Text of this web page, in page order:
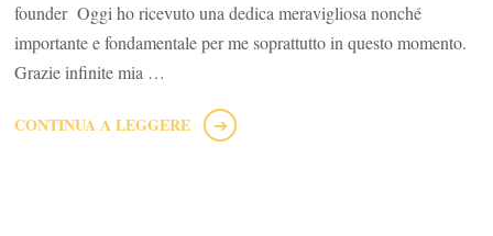
founder Oggi ho ricevuto una dedica meravigliosa nonché
importante e fondamentale per me soprattutto in questo momento.
Grazie infinite mia …
CONTINUA A LEGGERE